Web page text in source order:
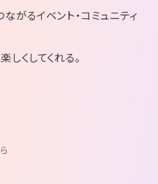
がるイベント・コミュニティ
くしてくれる。